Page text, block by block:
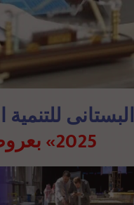
البستانى للتنمية
2025» بعروض استثنائية على مشروعاتها.